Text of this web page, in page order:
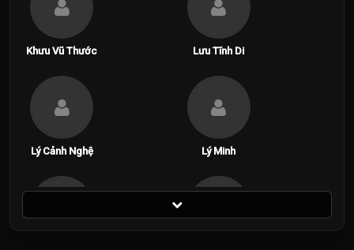
Khưu Vũ Thước Lưu Tĩnh Di
Lý Cảnh Nghệ Lý Minh